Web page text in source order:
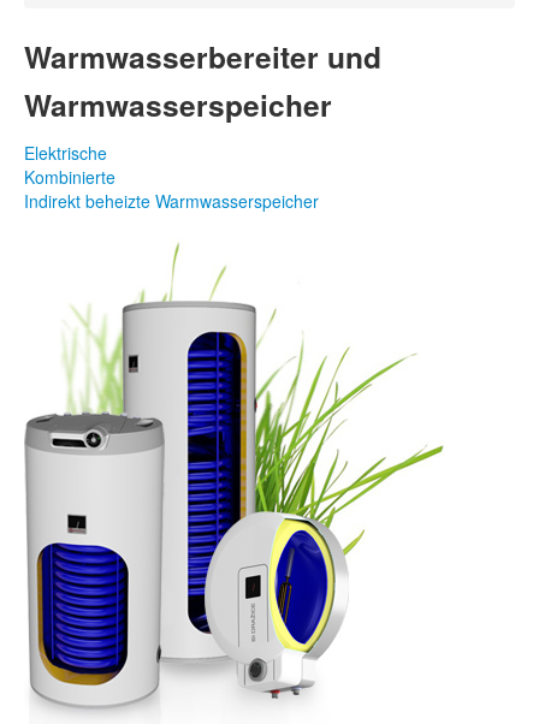
Warmwasserbereiter und
Warmwasserspeicher
Elektrische
Kombinierte
Indirekt beheizte Warmwasserspeicher